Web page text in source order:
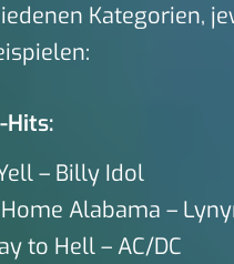
Kategorien,
Hits:
– Billy Idol
Alabama –
to Hell – AC/DC